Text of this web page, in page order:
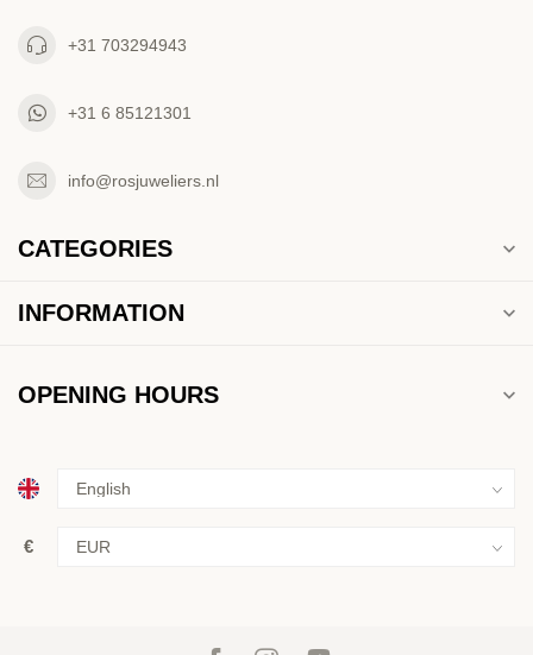
+31 703294943
+31 6 85121301
info@rosjuweliers.nl
CATEGORIES
INFORMATION
OPENING HOURS
€